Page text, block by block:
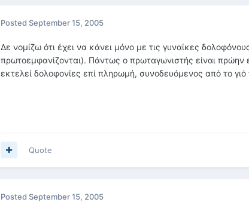
Posted September 15, 2005
Δε νομίζω ότι έχει να κάνει μόνο με τις γυναίκες
πρωτοεμφανίζονται). Πάντως ο πρωταγωνιστής είναι πρώην
εκτελεί δολοφονίες επί πληρωμή, συνοδευόμενος από το γιό
Quote
Posted September 15, 2005